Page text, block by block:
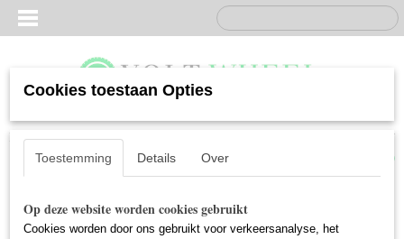
Inloggen Registreren
UW WINKELWAGEN
(0)
Cookies toestaan Opties
Toestemming Details Over
Op deze website worden cookies gebruikt
Cookies worden door ons gebruikt voor verkeersanalyse, het